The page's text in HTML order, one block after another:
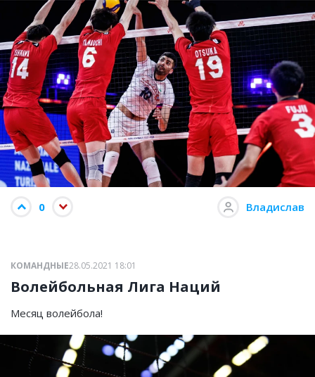
0 Владислав
КОМАНДНЫЕ28.05.2021 18:01
Волейбольная Лига Наций
Месяц волейбола!